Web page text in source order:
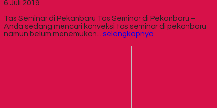
6 Juli 2019
Tas Seminar di Pekanbaru Tas Seminar di Pekanbaru –
Anda sedang mencari konveksi tas seminar di pekanbaru
namun belum menemukan... selengkapnya